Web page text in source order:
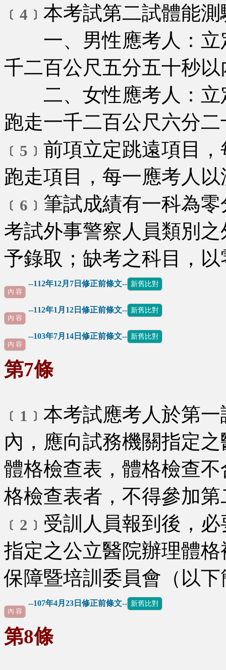
﹝4﹞ 本考試第二試體能
一、男性應考人：立
千二百公尺五分五十秒以
二、女性應考人：立
跑走一千二百公尺六分
﹝5﹞ 前項立定跳遠項目
跑走項目，每一應考人
﹝6﹞ 筆試成績有一科為
考試外事警察人員類別
予錄取；缺考之科目，
--112年12月7日修正前條文-- 新舊比對
內 容
--112年1月12日修正前條文-- 新舊比對
內 容
--103年7月14日修正前條文-- 新舊比對
內 容
第7條
﹝1﹞ 本考試應考人於第
內，應向試務機關指定
體格檢查表，體格檢查
格檢查表者，不得參加第
﹝2﹞ 受訓人員報到後，
指定之公立醫院辦理體
保障暨培訓委員會（以
--107年4月23日修正前條文-- 新舊比對
內 容
第8條